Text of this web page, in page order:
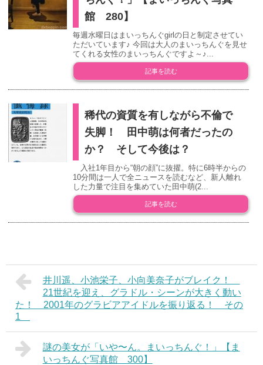
館 280】
毎週水曜日はまいっちんぐgirlの日と制定させてい
ただいています♪ 今回は大人のまいっちんぐを見せ
てくれる女性のまいっちんぐですよ～♪...
記事を読む
稀代の資質を有しながら不倫で
失脚！ 田中萌は何者だったの
か？ そして今後は？
入社1年目から“朝の顔”に抜擢。特に6時半からの
10分間は一人で全ニュースを読むなど、新人離れ
した力量で注目を集めていた田中萌(2...
記事を読む
井川遥、小池栄子、小向美奈子がブレイク！
21世紀を迎え、グラドル・シーンが大きく動い
た！ 2001年のグラビアアイドルを振り返る！ その
1
謎の美女が「いや〜ん。まいっちんぐ！」【ま
いっちんぐ写真館 300】